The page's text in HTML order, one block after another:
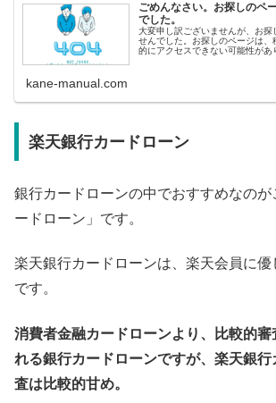
ごめんなさい。お探しのペ
でした。
大変申し訳ございませんが、お探
せんでした。お探しのページは
的にアクセスできない可能性があ
kane-manual.com
楽天銀行カードローン
銀行カードローンの中でおすすめなのが
ードローン」です。
楽天銀行カードローンは、楽天会員に優
です。
消費者金融カードローンより、比較的
れる銀行カードローンですが、楽天銀
査は比較的甘め。